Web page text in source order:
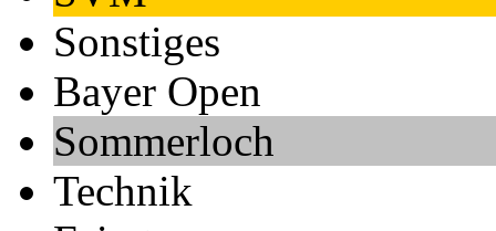
Sonstiges
Bayer Open
Sommerloch
Technik